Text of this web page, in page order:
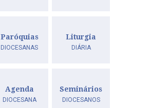
Paróquias
DIOCESANAS
Liturgia
DIÁRIA
Agenda
DIOCESANA
Seminários
DIOCESANOS